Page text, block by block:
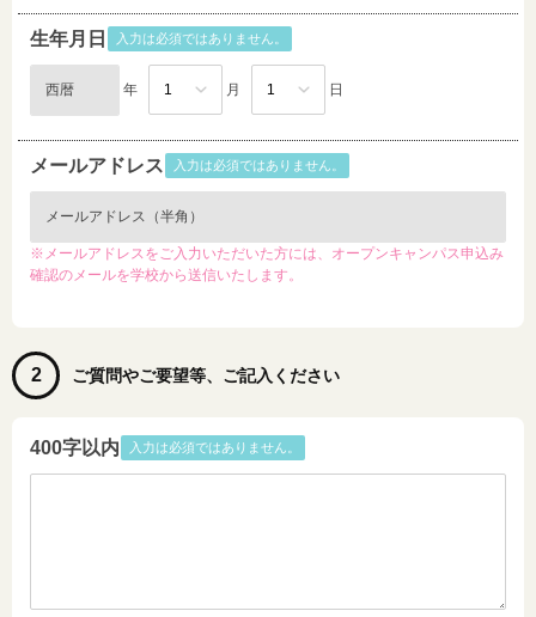
入力は必須ではありません。
生年月日
年 月 日
入力は必須ではありません。
メールアドレス
※メールアドレスをご入力いただいた方には、オープンキャンパス申込み
確認のメールを学校から送信いたします。
2 ご質問やご要望等、ご記入ください
400字以内 入力は必須ではありません。